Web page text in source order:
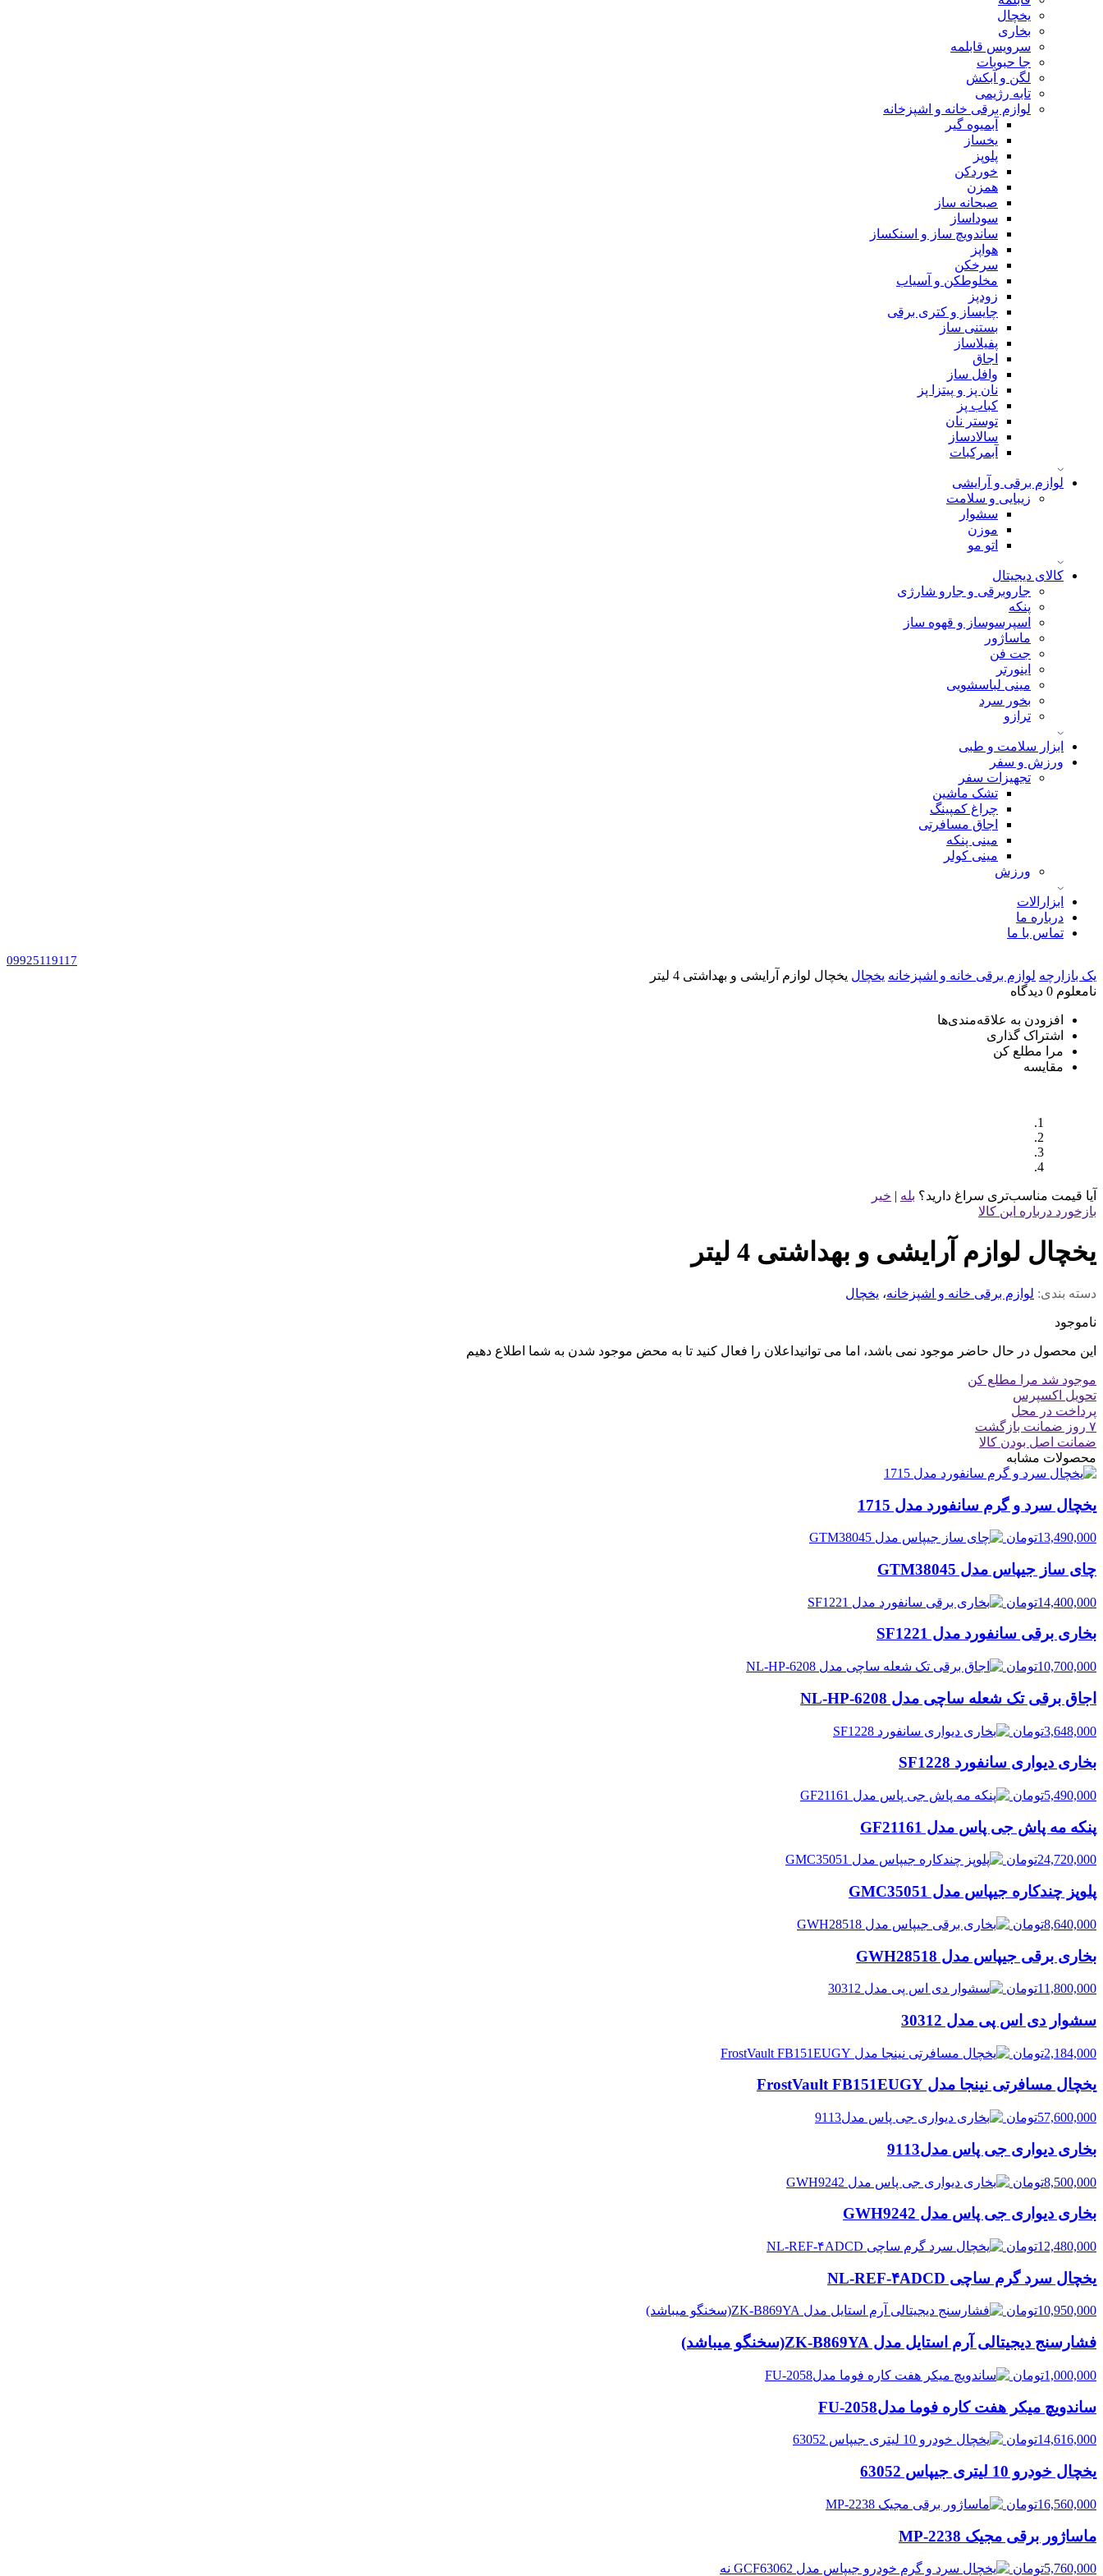
یخچال
بخاری
سرویس قابلمه
جا حبوبات
لگن و آبکش
تابه رژیمی
لوازم برقی خانه و اشپزخانه
آبمیوه گیر
یخساز
پلوپز
خوردکن
همزن
صبحانه ساز
سوداساز
ساندویچ ساز و اسنکساز
هواپز
سرخکن
مخلوطکن و آسیاب
زودپز
چایساز و کتری برقی
بستنی ساز
پفیلاساز
اجاق
وافل ساز
نان پز و پیتزا پز
کباب پز
توستر نان
سالادساز
آبمرکبات
لوازم برقی و آرایشی
زیبایی و سلامت
سشوار
موزن
اتو مو
کالای دیجیتال
جاروبرقی و جارو شارژی
پنکه
اسپرسوساز و قهوه ساز
ماساژور
جت فن
اینورتر
مینی لباسشویی
بخور سرد
ترازو
ابزار سلامت و طبی
ورزش و سفر
تجهیزات سفر
تشک ماشین
چراغ کمپینگ
اجاق مسافرتی
مینی پنکه
مینی کولر
ورزش
ابزارالات
درباره ما
تماس با ما
09925119117
یک بازارچه لوازم برقی خانه و اشپزخانه یخچال یخچال لوازم آرایشی و بهداشتی 4 لیتر
نامعلوم 0 دیدگاه
افزودن به علاقه‌مندی‌ها
اشتراک گذاری
مرا مطلع کن
مقایسه
آیا قیمت مناسب‌تری سراغ دارید؟ بله | خیر
بازخورد درباره این کالا
یخچال لوازم آرایشی و بهداشتی 4 لیتر
دسته بندی: لوازم برقی خانه و اشپزخانه، یخچال
ناموجود
این محصول در حال حاضر موجود نمی باشد، اما می توانیداعلان را فعال کنید تا به محض موجود شدن به شما اطلاع دهیم
موجود شد مرا مطلع کن
تحویل اکسپرس
پرداخت در محل
۷ روز ضمانت بازگشت
ضمانت اصل بودن کالا
محصولات مشابه
یخچال سرد و گرم سانفورد مدل 1715
13,490,000تومان
چای ساز جیپاس مدل GTM38045
14,400,000تومان
بخاری برقی سانفورد مدل SF1221
10,700,000تومان
اجاق برقی تک شعله ساچی مدل NL-HP-6208
3,648,000تومان
بخاری دیواری سانفورد SF1228
5,490,000تومان
پنکه مه پاش جی پاس مدل GF21161
24,720,000تومان
پلوپز چندکاره جیپاس مدل GMC35051
8,640,000تومان
بخاری برقی جیپاس مدل GWH28518
11,800,000تومان
سشوار دی اس پی مدل 30312
2,184,000تومان
یخچال مسافرتی نینجا مدل FrostVault FB151EUGY
57,600,000تومان
بخاری دیواری جی پاس مدل9113
8,500,000تومان
بخاری دیواری جی پاس مدل GWH9242
12,480,000تومان
یخچال سرد گرم ساچی NL-REF-۴ADCD
10,950,000تومان
فشارسنج دیجیتالی آرم استایل مدل ZK-B869YA(سخنگو میباشد)
1,000,000تومان
ساندویچ میکر هفت کاره فوما مدلFU-2058
14,616,000تومان
یخچال خودرو 10 لیتری جیپاس 63052
16,560,000تومان
ماساژور برقی مجیک MP-2238
5,760,000تومان